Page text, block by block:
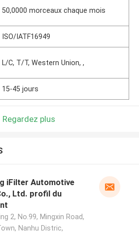
50,0000 morceaux chaque mois
ISO/IATF16949
L/C, T/T, Western Union, ,
15-45 jours
Regardez plus
iFilter Automotive
Ltd. profil du
2, No.99, Mingxin Road,
Nanhu Distric,